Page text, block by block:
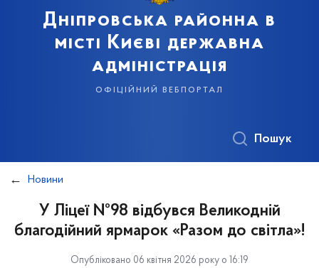
Дніпровська районна в
місті Києві державна
адміністрація
офіційний вебпортал
Пошук
Новини
У Ліцеї №98 відбувся Великодній
благодійний ярмарок «Разом до світла»!
Опубліковано 06 квітня 2026 року о 16:19